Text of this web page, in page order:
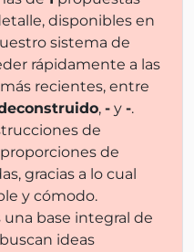
disponibles en
sistema de
rápidamente a las
recientes, entre
, - y -.
de
de
gracias a lo cual
y cómodo.
una base integral de
ideas